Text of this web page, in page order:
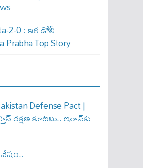
2-0 : ఇక డోలీ
Prabha Top Story
Defense Pact |
రక్షణ కూటమి.. ఇరాన్‌కు